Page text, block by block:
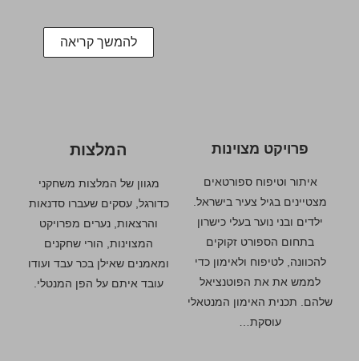
להמשך קריאה
פרויקט מצוינות
איתור וטיפוח ספורטאים
מצטיינים בגיל צעיר בישראל.
ילדים ובני נוער בעלי כישרון
בתחום הספורט זקוקים
להכוונה, לטיפוח ולאימון כדי
לממש את את הפוטנציאל
שלהם. תכנית האימון המנטאלי
עוסקת…
המלצות
מגוון של המלצות משחקני
כדורגל, עסקים שעברו סדנאות
והרצאות, נערים מפרויקט
המצוינות, הורי שחקנים
ומאמנים שאילן בכר עבד ועודו
עובד איתם על הפן המנטלי.